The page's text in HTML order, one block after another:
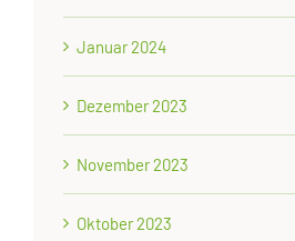
Januar 2024
Dezember 2023
November 2023
Oktober 2023